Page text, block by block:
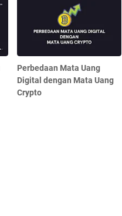
Perbedaan Mata Uang
Digital dengan Mata Uang
Crypto